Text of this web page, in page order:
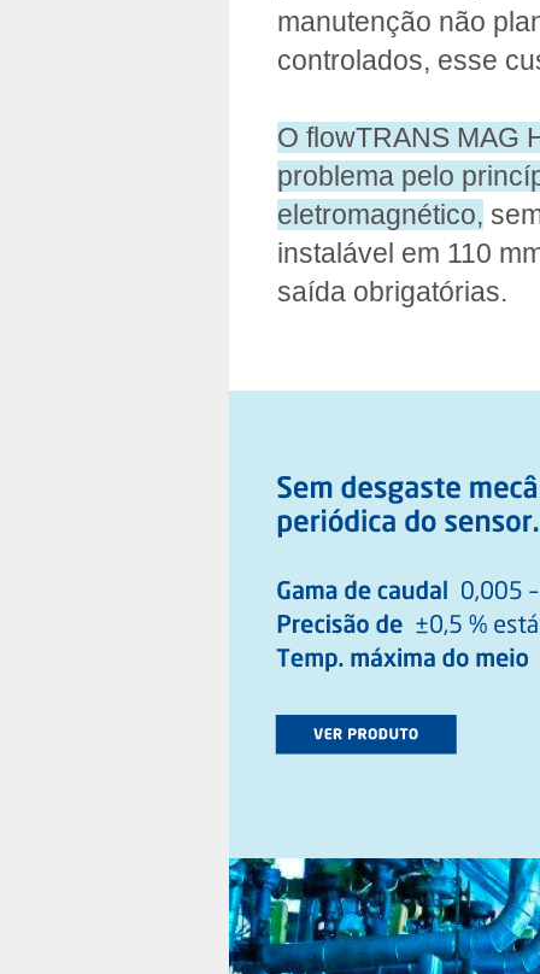
manutenção não
controlados, esse
O flowTRANS MAG
problema pelo
eletromagnético,
instalável em 110
saída obrigatórias.